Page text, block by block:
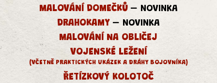
MALOVÁNÍ DOMEČKŮ – NOVINKA
DRAHOKAMY – NOVINKA
MALOVÁNÍ NA OBLIČEJ
VOJENSKÉ LEŽENÍ
(VČETNĚ PRAKTICKÝCH UKÁZEK A DRÁHY BOJOVNÍKA)
ŘETÍZKOVÝ KOLOTOČ